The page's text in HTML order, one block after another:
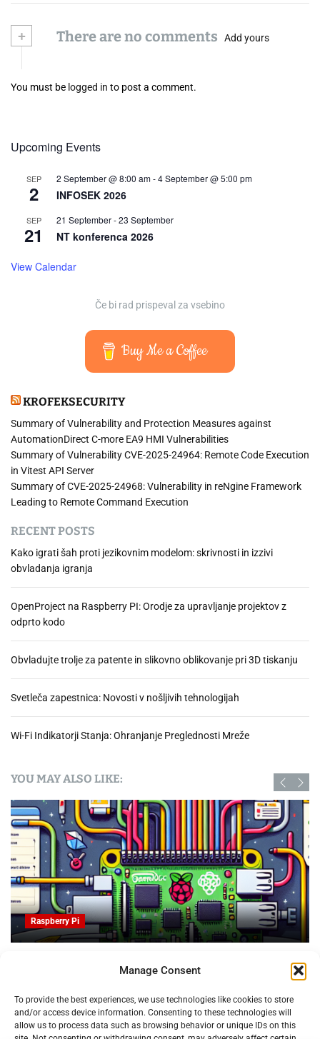
Manage Consent
To provide the best experiences, we use technologies like cookies to store
and/or access device information. Consenting to these technologies will
allow us to process data such as browsing behavior or unique IDs on this
+ There are no comments Add yours
You must be logged in to post a comment.
Upcoming Events
SEP
2
2 September @ 8:00 am-4 September @ 5:00 pm
INFOSEK 2026
SEP
21
21 September-23 September
NT konferenca 2026
View Calendar
Če bi rad prispeval za vsebino
Buy Me a Coffee
KROFEKSECURITY
Summary of Vulnerability and Protection Measures against
AutomationDirect C-more EA9 HMI Vulnerabilities
Summary of Vulnerability CVE-2025-24964: Remote Code Execution
in Vitest API Server
Summary of CVE-2025-24968: Vulnerability in reNgine Framework
Leading to Remote Command Execution
RECENT POSTS
Kako igrati šah proti jezikovnim modelom: skrivnosti in izzivi
obvladanja igranja
OpenProject na Raspberry PI: Orodje za upravljanje projektov z
odprto kodo
Obvladujte trolje za patente in slikovno oblikovanje pri 3D tiskanju
Svetleča zapestnica: Novosti v nošljivih tehnologijah
Wi-Fi Indikatorji Stanja: Ohranjanje Preglednosti Mreže
YOU MAY ALSO LIKE:
Raspberry Pi
OpenProject na Raspberry PI: Orodje za upravljanje
projektov z odprto kodo
09.02.2025